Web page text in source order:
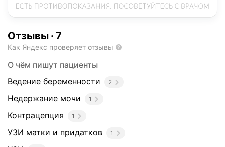
Отзывы · 7
Как Яндекс проверяет отзывы
О чём пишут пациенты
Ведение беременности
2
Недержание мочи 1
Контрацепция 1
УЗИ матки и придатков 1